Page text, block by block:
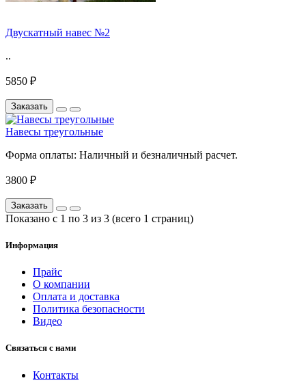
Двускатный навес №2
..
5850 ₽
Заказать
Навесы треугольные
Форма оплаты: Наличный и безналичный расчет.
3800 ₽
Заказать
Показано с 1 по 3 из 3 (всего 1 страниц)
Информация
Прайс
О компании
Оплата и доставка
Политика безопасности
Видео
Связаться с нами
Контакты